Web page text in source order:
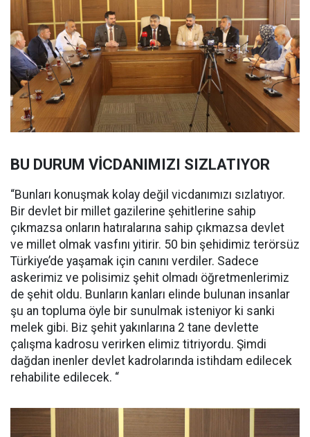
BU DURUM VİCDANIMIZI SIZLATIYOR
“Bunları konuşmak kolay değil vicdanımızı sızlatıyor.
Bir devlet bir millet gazilerine şehitlerine sahip
çıkmazsa onların hatıralarına sahip çıkmazsa devlet
ve millet olmak vasfını yitirir. 50 bin şehidimiz terörsüz
Türkiye’de yaşamak için canını verdiler. Sadece
askerimiz ve polisimiz şehit olmadı öğretmenlerimiz
de şehit oldu. Bunların kanları elinde bulunan insanlar
şu an topluma öyle bir sunulmak isteniyor ki sanki
melek gibi. Biz şehit yakınlarına 2 tane devlette
çalışma kadrosu verirken elimiz titriyordu. Şimdi
dağdan inenler devlet kadrolarında istihdam edilecek
rehabilite edilecek. “